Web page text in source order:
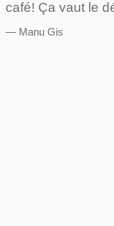
café! Ça vaut le
Manu Gis